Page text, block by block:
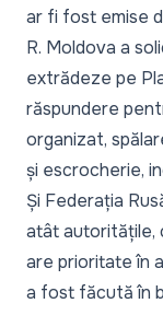
ar fi fost emise
R. Moldova a
extrădeze pe
răspundere
organizat,
și escrocherie,
Și Federația
atât autoritățile,
are prioritate în
a fost făcută în